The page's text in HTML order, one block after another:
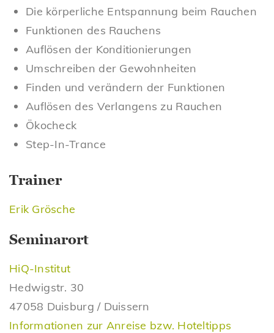
Die körperliche Entspannung beim Rauchen
Funktionen des Rauchens
Auflösen der Konditionierungen
Umschreiben der Gewohnheiten
Finden und verändern der Funktionen
Auflösen des Verlangens zu Rauchen
Ökocheck
Step-In-Trance
Trainer
Erik Grösche
Seminarort
HiQ-Institut
Hedwigstr. 30
47058 Duisburg / Duissern
Informationen zur Anreise bzw. Hoteltipps